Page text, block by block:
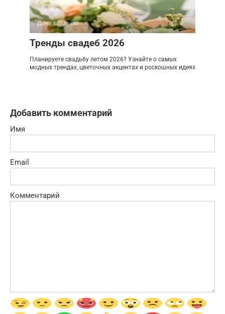
День свадьбы 0
Тренды свадеб 2026
Планируете свадьбу летом 2026? Узнайте о самых
модных трендах, цветочных акцентах и роскошных идеях
Добавить комментарий
Имя
Email
Комментарий